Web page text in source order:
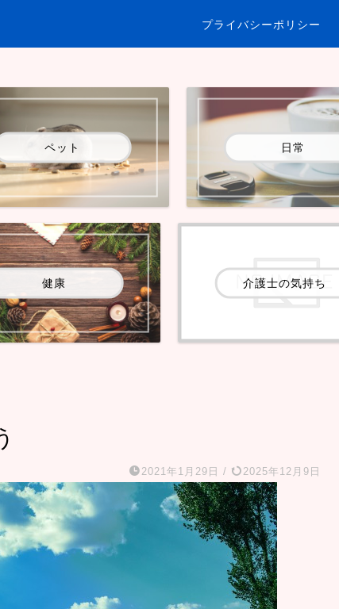
プライバシーポリシー
ペット 日常
健康 介護士の気持ち
2021年1月29日 / 2025年12月9日